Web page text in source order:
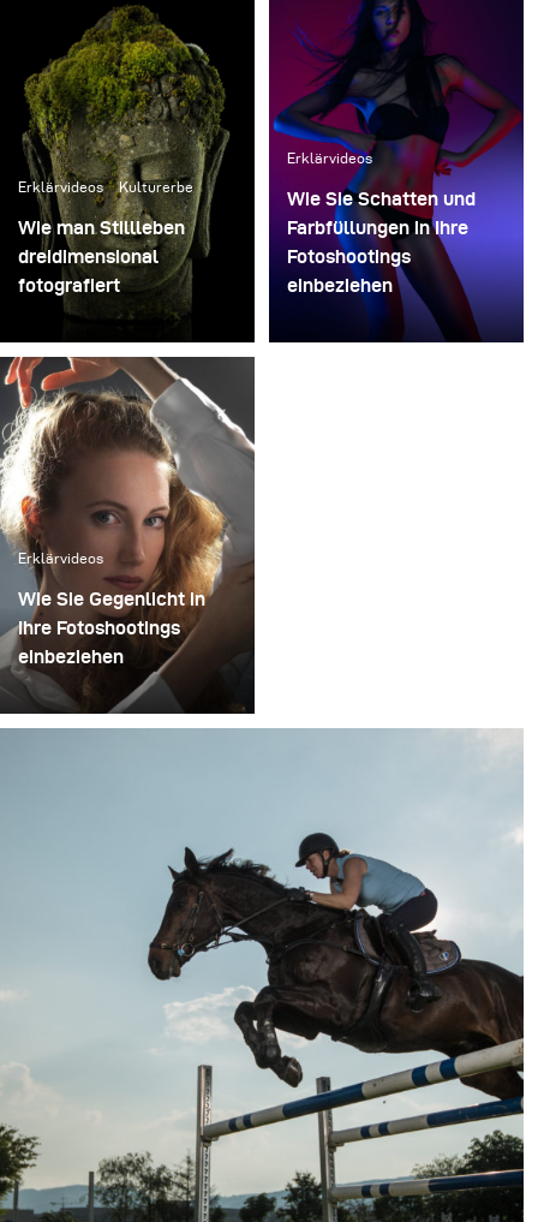
Erklärvideos Kulturerbe
Wie man Stillleben
dreidimensional
fotografiert
Erklärvideos
Wie Sie Schatten und
Farbfüllungen in Ihre
Fotoshootings
einbeziehen
Erklärvideos
Wie Sie Gegenlicht in
Ihre Fotoshootings
einbeziehen